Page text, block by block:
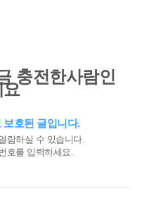
충전한사람인
요
보호된 글입니다.
람하실 수 있습니다.
호를 입력하세요.